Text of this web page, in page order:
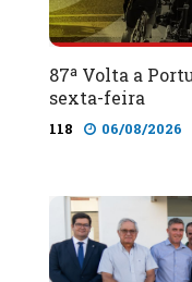
87ª Volta a
sexta-feira
118 06/08/2026